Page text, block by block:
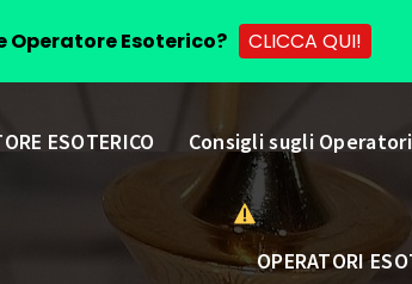
ESOTERICO Consigli sugli
OPERATORI
Operatore Esoterico? CLICCA QUI!